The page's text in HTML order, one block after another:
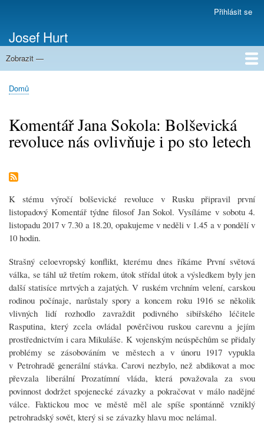
obsahu
uživatelského
účtu
Přihlásit se
Josef Hurt
Zobrazit —
Domů
Drobečková
Domů
Komentář Jana Sokola: Bolševická
revoluce nás ovlivňuje i po sto letech
K stému výročí bolševické revoluce v Rusku připravil první
listopadový Komentář týdne filosof Jan Sokol. Vysíláme v sobotu 4.
listopadu 2017 v 7.30 a 18.20, opakujeme v neděli v 1.45 a v pondělí v
10 hodin.
Strašný celoevropský konflikt, kterému dnes říkáme První světová
válka, se táhl už třetím rokem, útok střídal útok a výsledkem byly jen
další statisíce mrtvých a zajatých. V ruském vrchním velení, carskou
rodinou počínaje, narůstaly spory a koncem roku 1916 se několik
vlivných lidí rozhodlo zavraždit podivného sibiřského léčitele
Rasputina, který zcela ovládal pověrčivou ruskou carevnu a jejím
prostřednictvím i cara Mikuláše. K vojenským neúspěchům se přidaly
problémy se zásobováním ve městech a v únoru 1917 vypukla
v Petrohradě generální stávka. Carovi nezbylo, než abdikovat a moc
převzala liberální Prozatímní vláda, která považovala za svou
povinnost dodržet spojenecké závazky a pokračovat v málo nadějné
válce. Faktickou moc ve městě měl ale spíše spontánně vzniklý
petrohradský sovět, který si se závazky hlavu moc nelámal.